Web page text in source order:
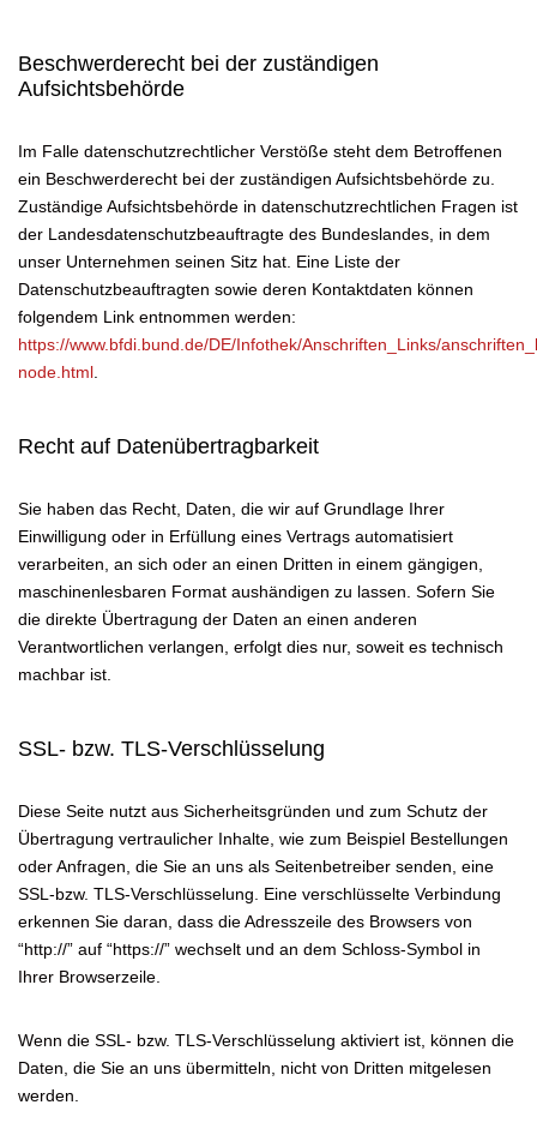
Beschwerderecht bei der zuständigen
Aufsichtsbehörde
Im Falle datenschutzrechtlicher Verstöße steht dem Betroffenen
ein Beschwerderecht bei der zuständigen Aufsichtsbehörde zu.
Zuständige Aufsichtsbehörde in datenschutzrechtlichen Fragen ist
der Landesdatenschutzbeauftragte des Bundeslandes, in dem
unser Unternehmen seinen Sitz hat. Eine Liste der
Datenschutzbeauftragten sowie deren Kontaktdaten können
folgendem Link entnommen werden:
https://www.bfdi.bund.de/DE/Infothek/Anschriften_Links/
node.html
Recht auf Datenübertragbarkeit
Sie haben das Recht, Daten, die wir auf Grundlage Ihrer
Einwilligung oder in Erfüllung eines Vertrags automatisiert
verarbeiten, an sich oder an einen Dritten in einem gängigen,
maschinenlesbaren Format aushändigen zu lassen. Sofern Sie
die direkte Übertragung der Daten an einen anderen
Verantwortlichen verlangen, erfolgt dies nur, soweit es technisch
machbar ist.
SSL- bzw. TLS-Verschlüsselung
Diese Seite nutzt aus Sicherheitsgründen und zum Schutz der
Übertragung vertraulicher Inhalte, wie zum Beispiel Bestellungen
oder Anfragen, die Sie an uns als Seitenbetreiber senden, eine
SSL-bzw. TLS-Verschlüsselung. Eine verschlüsselte Verbindung
erkennen Sie daran, dass die Adresszeile des Browsers von
“http://” auf “https://” wechselt und an dem Schloss-Symbol in
Ihrer Browserzeile.
Wenn die SSL- bzw. TLS-Verschlüsselung aktiviert ist, können die
Daten, die Sie an uns übermitteln, nicht von Dritten mitgelesen
werden.